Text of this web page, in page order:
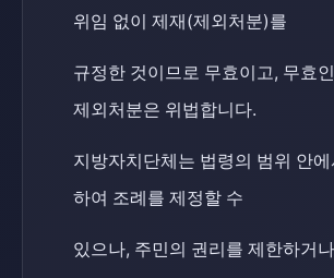
위임 없이 제재(제외처분)를
규정한 것이므로 무효이고, 무효
제외처분은 위법합니다.
지방자치단체는 법령의 범위 안
하여 조례를 제정할 수
있으나, 주민의 권리를 제한하거